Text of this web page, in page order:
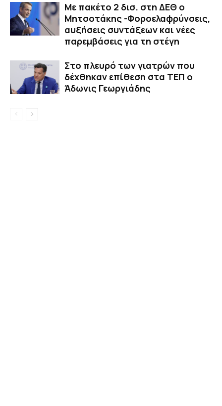
Με πακέτο 2 δισ. στη ΔΕΘ ο
Μητσοτάκης -Φοροελαφρύνσεις,
αυξήσεις συντάξεων και νέες
παρεμβάσεις για τη στέγη
Στο πλευρό των γιατρών που
δέχθηκαν επίθεση στα ΤΕΠ ο
Άδωνις Γεωργιάδης